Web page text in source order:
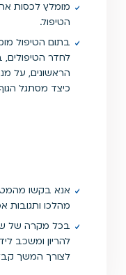
מומלץ לכסות
הטיפול.
בתום הטיפול
לחדר הטיפולים,
הראשונים, על
כיצד מסתגל
אנא בקשו
מהלכו ותגובות
בכל מקרה של
להריון ומשכב
לצורך המשך